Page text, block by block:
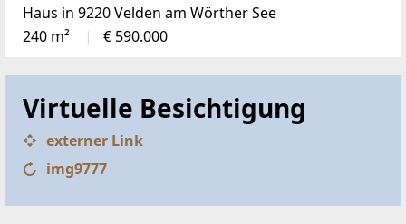
Haus in 9220 Velden am Wörther See
240 m²
€ 590.000
Virtuelle Besichtigung
externer Link
img9777